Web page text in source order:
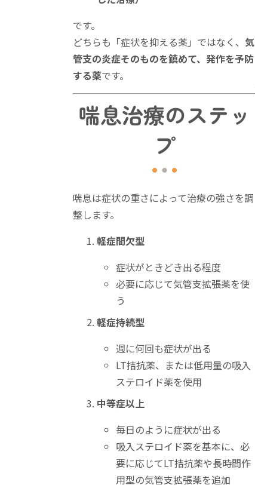
です。
どちらも「症状を抑える薬」ではなく、 気
管支の炎症そのものを鎮めて、発作を予防
する薬です。
喘息治療のステッ
プ
喘息は症状の重さによって治療の強さを調
整します。
軽症間欠型
症状がときどき出る程度
必要に応じて気管支拡張薬を使
う
軽症持続型
週に何回も症状が出る
LT拮抗薬、または低用量の吸入
ステロイド薬を使用
中等症以上
毎日のように症状が出る
吸入ステロイド薬を基本に、必
要に応じてLT拮抗薬や長時間作
用型の気管支拡張薬を追加